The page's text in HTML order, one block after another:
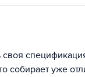
собирает уже